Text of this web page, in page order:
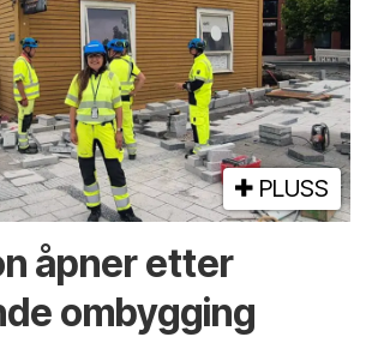
PLUSS
åpner etter
ombygging